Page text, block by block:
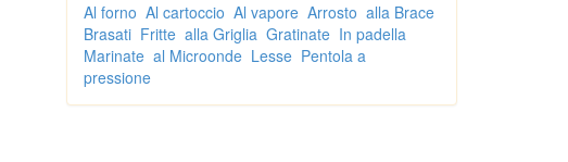
Al forno Al cartoccio Al vapore Arrosto alla Brace
Brasati Fritte alla Griglia Gratinate In padella
Marinate al Microonde Lesse Pentola a
pressione